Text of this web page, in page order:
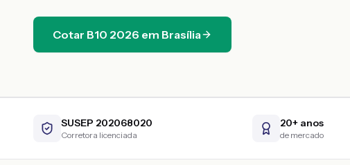
Cotar B10 2026 em Brasília
SUSEP 202068020
Corretora licenciada
20+ anos
de mercado